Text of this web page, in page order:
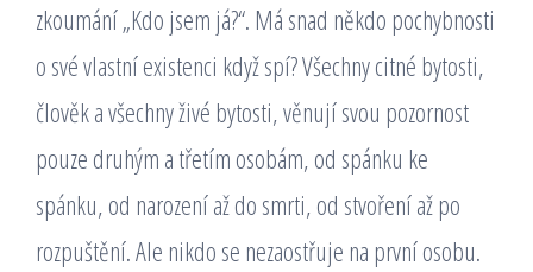
zkoumání „Kdo jsem já?“. Má snad někdo pochybnosti
o své vlastní existenci když spí? Všechny citné bytosti,
člověk a všechny živé bytosti, věnují svou pozornost
pouze druhým a třetím osobám, od spánku ke
spánku, od narození až do smrti, od stvoření až po
rozpuštění. Ale nikdo se nezaostřuje na první osobu.